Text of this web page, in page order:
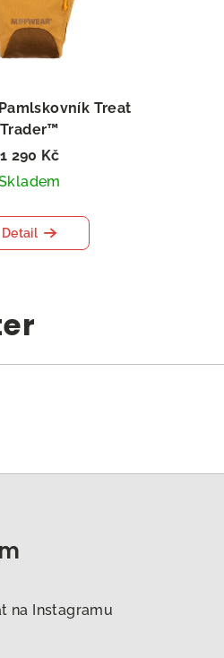
Treat
Trader™
1 290 Kč
Detail
na Instagramu